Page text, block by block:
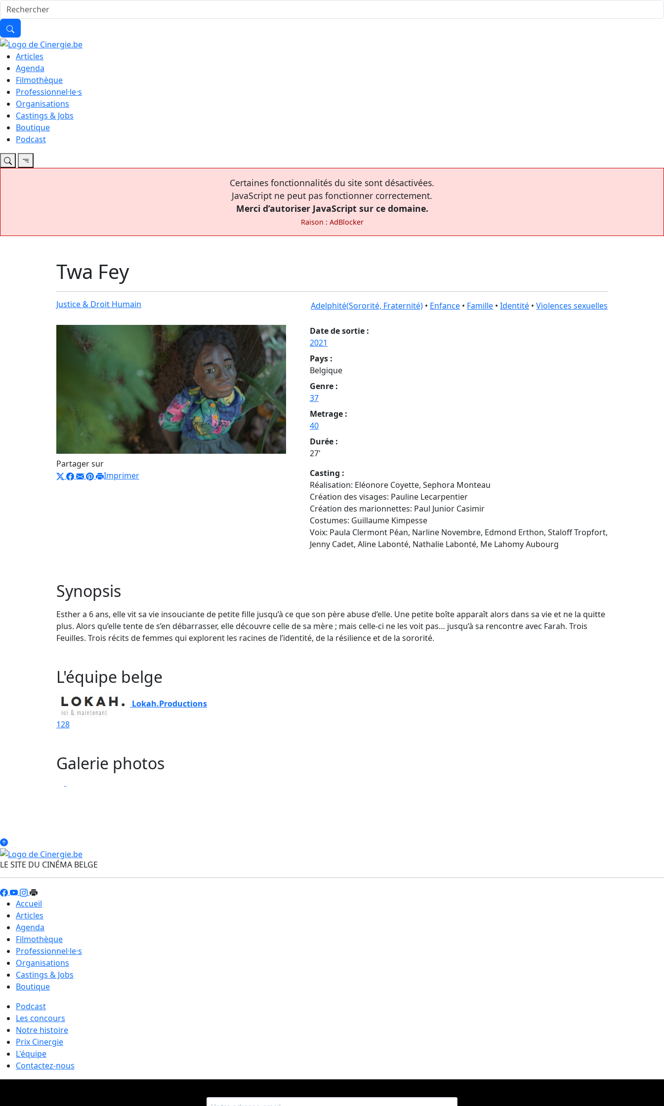
Articles
Agenda
Filmothèque
Professionnel·le·s
Organisations
Castings & Jobs
Boutique
Podcast
Certaines fonctionnalités du site sont désactivées.
JavaScript ne peut pas fonctionner correctement.
Merci d’autoriser JavaScript sur ce domaine.
Raison : AdBlocker
Twa Fey
Justice & Droit Humain Adelphité(Sororité, Fraternité) • Enfance • Famille • Identité • Violences sexuelles
Partager sur
Imprimer
Date de sortie :
2021
Pays :
Belgique
Genre :
37
Metrage :
40
Durée :
27'
Casting :
Réalisation: Eléonore Coyette, Sephora Monteau
Création des visages: Pauline Lecarpentier
Création des marionnettes: Paul Junior Casimir
Costumes: Guillaume Kimpesse
Voix: Paula Clermont Péan, Narline Novembre, Edmond Erthon, Staloff Tropfort,
Jenny Cadet, Aline Labonté, Nathalie Labonté, Me Lahomy Aubourg
Synopsis
Esther a 6 ans, elle vit sa vie insouciante de petite fille jusqu’à ce que son père abuse d’elle. Une petite boîte apparaît alors dans sa vie et ne la quitte
plus. Alors qu’elle tente de s’en débarrasser, elle découvre celle de sa mère ; mais celle-ci ne les voit pas… jusqu’à sa rencontre avec Farah. Trois
Feuilles. Trois récits de femmes qui explorent les racines de l’identité, de la résilience et de la sororité.
L'équipe belge
Lokah.Productions
128
Galerie photos
LE SITE DU CINÉMA BELGE
Accueil
Articles
Agenda
Filmothèque
Professionnel·le·s
Organisations
Castings & Jobs
Boutique
Podcast
Les concours
Notre histoire
Prix Cinergie
L'équipe
Contactez-nous